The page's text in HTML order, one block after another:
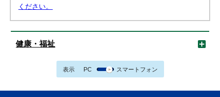
ください。
健康・福祉
表示 PC スマートフォン